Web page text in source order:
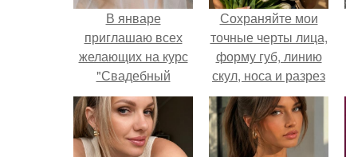
В январе
приглашаю всех
желающих на курс
"Свадебный
Стилист".
Сохраняйте мои
точные черты лица,
форму губ, линию
скул, носа и разрез
глаз.